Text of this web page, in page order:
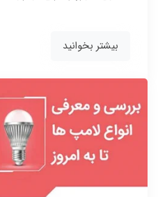
بیشتر بخوانید